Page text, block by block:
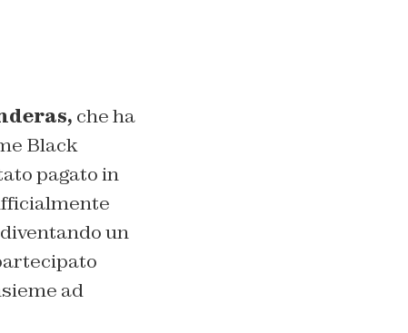
che ha
Black
pagato in
un
ad